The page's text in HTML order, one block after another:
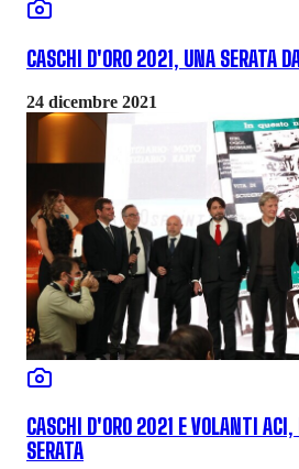
CASCHI D'ORO 2021, UNA SERATA
24 dicembre 2021
CASCHI D'ORO 2021 E VOLANTI ACI,
SERATA